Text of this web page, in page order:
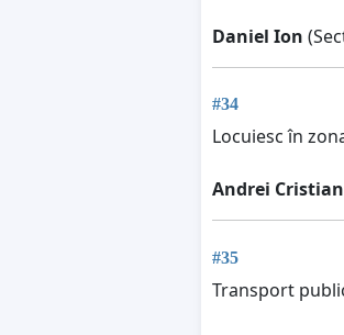
Daniel Ion
#34
Locuiesc în
Andrei
#35
Transport